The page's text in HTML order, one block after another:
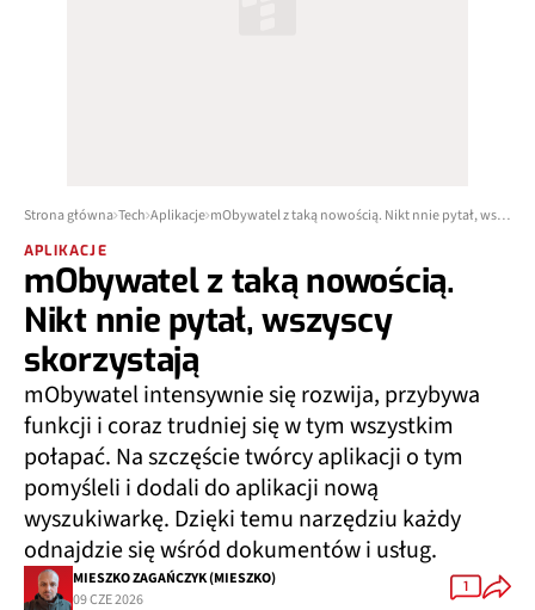
Strona główna Tech Aplikacje mObywatel z taką nowością. Nikt nnie pytał, wszyscy skorzystają
APLIKACJE
mObywatel z taką nowością.
Nikt nnie pytał, wszyscy
skorzystają
mObywatel intensywnie się rozwija, przybywa
funkcji i coraz trudniej się w tym wszystkim
połapać. Na szczęście twórcy aplikacji o tym
pomyśleli i dodali do aplikacji nową
wyszukiwarkę. Dzięki temu narzędziu każdy
odnajdzie się wśród dokumentów i usług.
MIESZKO ZAGAŃCZYK (MIESZKO)
09 CZE 2026
1